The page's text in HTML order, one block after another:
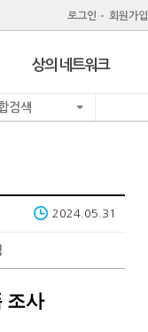
로그인 회원가입
상의 네트워크
지역 상공회의소
주한외국상공회의소
검색
2024.05.31
조사